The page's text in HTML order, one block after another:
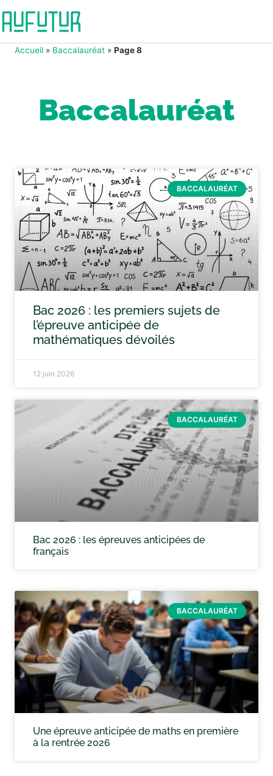
Accueil » Baccalauréat » Page 8
Baccalauréat
BACCALAURÉAT
Bac 2026 : les premiers sujets de
l’épreuve anticipée de
mathématiques dévoilés
12 juin 2026
BACCALAURÉAT
Bac 2026 : les épreuves anticipées de
français
BACCALAURÉAT
Une épreuve anticipée de maths en première
à la rentrée 2026